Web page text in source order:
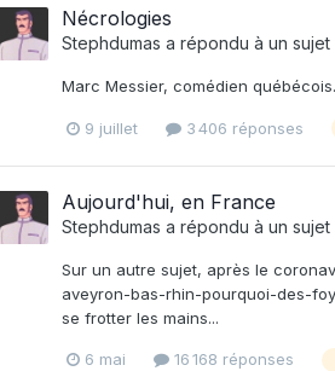
Nécrologies
Stephdumas a répondu à un sujet
Marc Messier, comédien
9 juillet 3 406 réponses
Aujourd'hui, en France
Stephdumas a répondu à un sujet
Sur un autre sujet, après le
aveyron-bas-rhin-pourquoi-des-
se frotter les mains...
6 mai 16 168 réponses